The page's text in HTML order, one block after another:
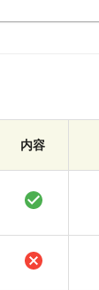
しっかり預かって
内容